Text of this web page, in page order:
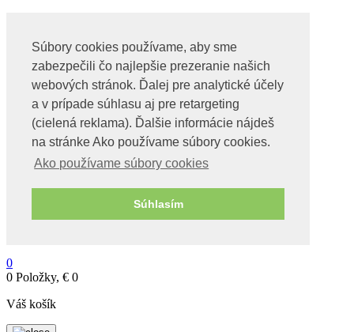
Súbory cookies používame, aby sme
zabezpečili čo najlepšie prezeranie našich
webových stránok. Ďalej pre analytické účely
a v prípade súhlasu aj pre retargeting
(cielená reklama). Ďalšie informácie nájdeš
na stránke Ako používame súbory cookies.
Ako používame súbory cookies
Súhlasím
Obchod
Videa o tachyonoch
O nás
Kontakt
Môj účet
Wishlist – Moje želania
0
0 Položky, € 0
Váš košík